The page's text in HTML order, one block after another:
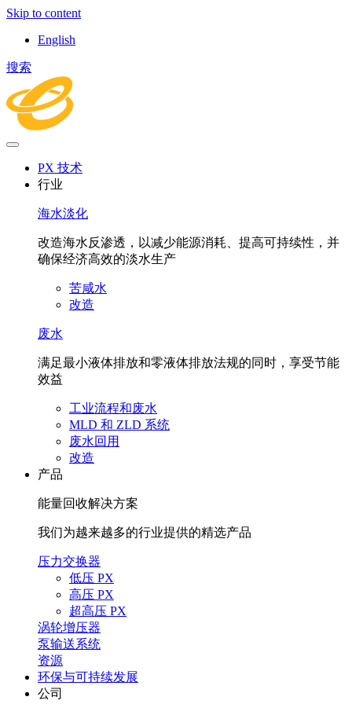
Skip to content
English
搜索
PX 技术
行业
海水淡化
改造海水反渗透，以减少能源消耗、提高可持续性，并
确保经济高效的淡水生产
苦咸水
改造
废水
满足最小液体排放和零液体排放法规的同时，享受节能
效益
工业流程和废水
MLD 和 ZLD 系统
废水回用
改造
产品
能量回收解决方案
我们为越来越多的行业提供的精选产品
压力交换器
低压 PX
高压 PX
超高压 PX
涡轮增压器
泵输送系统
资源
环保与可持续发展
公司